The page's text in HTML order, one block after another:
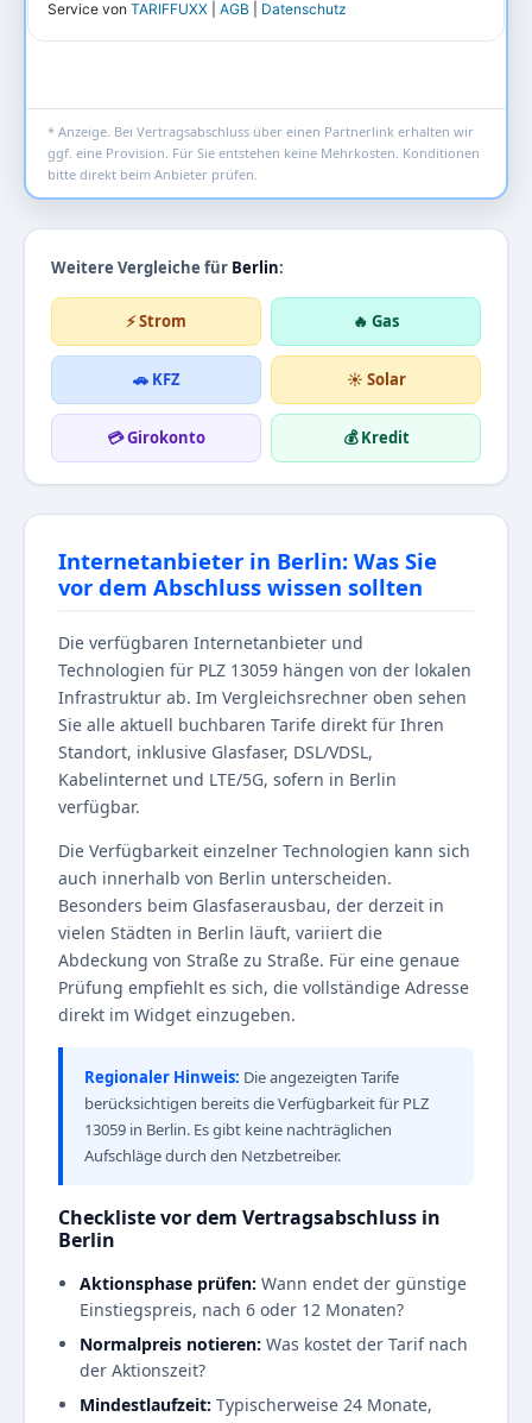
* Anzeige. Bei Vertragsabschluss über einen Partnerlink erhalten wir
ggf. eine Provision. Für Sie entstehen keine Mehrkosten. Konditionen
bitte direkt beim Anbieter prüfen.
Weitere Vergleiche für Berlin:
⚡ Strom 🔥 Gas
🚗 KFZ ☀️ Solar
💳 Girokonto 💰 Kredit
Internetanbieter in Berlin: Was Sie
vor dem Abschluss wissen sollten
Die verfügbaren Internetanbieter und
Technologien für PLZ 13059 hängen von der lokalen
Infrastruktur ab. Im Vergleichsrechner oben sehen
Sie alle aktuell buchbaren Tarife direkt für Ihren
Standort, inklusive Glasfaser, DSL/VDSL,
Kabelinternet und LTE/5G, sofern in Berlin
verfügbar.
Die Verfügbarkeit einzelner Technologien kann sich
auch innerhalb von Berlin unterscheiden.
Besonders beim Glasfaserausbau, der derzeit in
vielen Städten in Berlin läuft, variiert die
Abdeckung von Straße zu Straße. Für eine genaue
Prüfung empfiehlt es sich, die vollständige Adresse
direkt im Widget einzugeben.
Regionaler Hinweis: Die angezeigten Tarife
berücksichtigen bereits die Verfügbarkeit für PLZ
13059 in Berlin. Es gibt keine nachträglichen
Aufschläge durch den Netzbetreiber.
Checkliste vor dem Vertragsabschluss in
Berlin
Aktionsphase prüfen: Wann endet der günstige
Einstiegspreis, nach 6 oder 12 Monaten?
Normalpreis notieren: Was kostet der Tarif nach
der Aktionszeit?
Mindestlaufzeit: Typischerweise 24 Monate,